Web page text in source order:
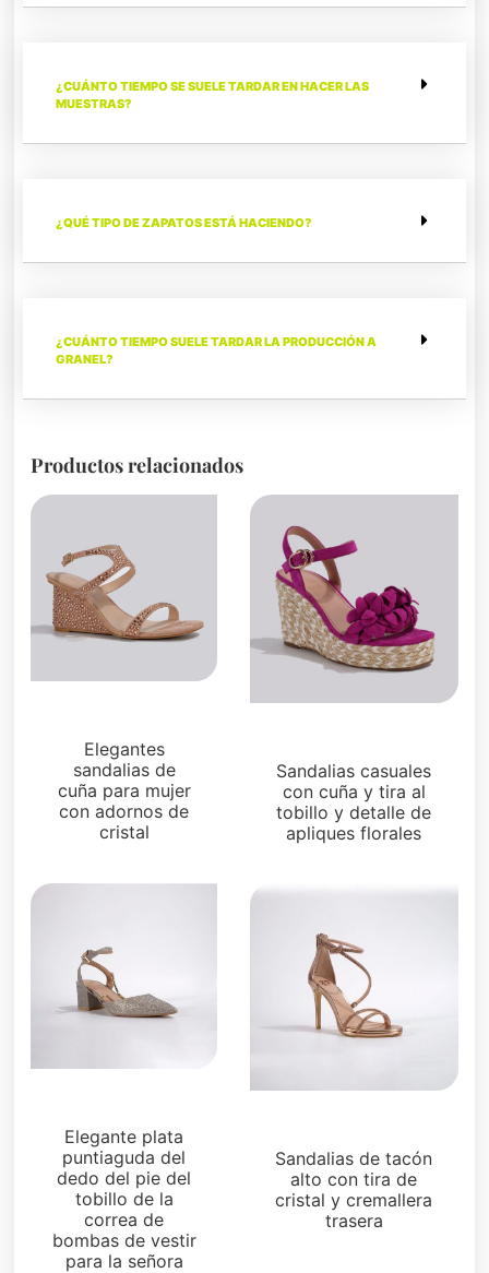
¿CUÁNTO TIEMPO SE SUELE TARDAR EN HACER LAS
MUESTRAS?
¿QUÉ TIPO DE ZAPATOS ESTÁ HACIENDO?
¿CUÁNTO TIEMPO SUELE TARDAR LA PRODUCCIÓN A
GRANEL?
Productos relacionados
Elegantes
sandalias de
cuña para mujer
con adornos de
cristal
Sandalias casuales
con cuña y tira al
tobillo y detalle de
apliques florales
Elegante plata
puntiaguda del
dedo del pie del
tobillo de la
correa de
bombas de vestir
para la señora
Sandalias de tacón
alto con tira de
cristal y cremallera
trasera